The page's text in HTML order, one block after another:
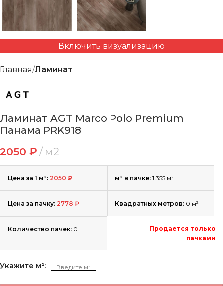
Включить визуализацию
Главная Ламинат
Ламинат AGT Marco Polo Premium
Панама PRK918
2050 ₽ м2
Цена за 1 м²: 2050 ₽ м² в пачке: 1.355 м²
Цена за пачку: 2778 ₽ Квадратных метров: 0 м²
Количество пачек: 0
Продается только
пачками
Укажите м²: